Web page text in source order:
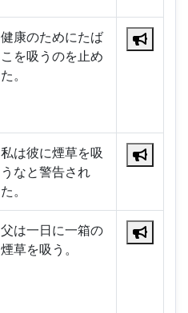
健康のためにたば
こを吸うのを止め
た。
私は彼に煙草を吸
うなと警告され
た。
父は一日に一箱の
煙草を吸う。